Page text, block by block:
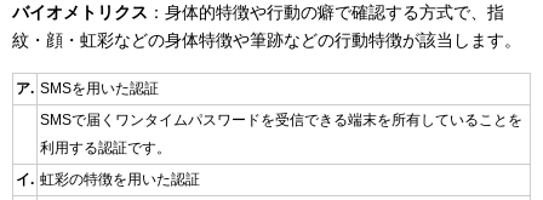
バイオメトリクス ：身体的特徴や行動の癖で確認する方式で、指
紋・顔・虹彩などの身体特徴や筆跡などの行動特徴が該当します。
ア. SMSを用いた認証
SMSで届くワンタイムパスワードを受信できる端末を所有していることを
利用する認証です。
イ. 虹彩の特徴を用いた認証